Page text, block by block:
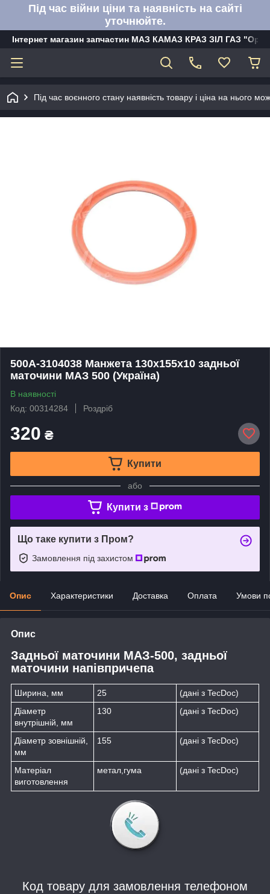
Під час війни ціни та наявність на сайті
уточнюйте.
Інтернет магазин запчастин МАЗ КАМАЗ КРАЗ ЗІЛ ГАЗ
Під час воєнного стану наявність товару і ціна на нього
500А-3104038 Манжета 130х155х10 задньої
маточини МАЗ 500 (Україна)
В наявності
Код: 00314284
Роздріб
320 ₴
Купити
або
Купити з
Що таке купити з Пром?
Замовлення під захистом
Опис Характеристики Доставка Оплата Умови
Опис
Задньої маточини МАЗ-500, задньої
маточини напівпричепа
Ширина, мм 25
(дані з TecDoc)
Діаметр
внутрішній, мм
130 (дані з TecDoc)
Діаметр зовнішній,
мм
155 (дані з TecDoc)
Матеріал
виготовлення
метал,гума (дані з TecDoc)
Код товару для замовлення телефоном